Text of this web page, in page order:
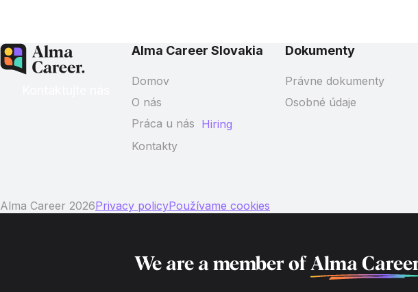
Alma Career Slovakia
Domov
O nás
Práca u nás Hiring
Kontakty
Dokumenty
Právne dokumenty
Osobné údaje
Alma Career 2026Privacy policyPoužívame cookies
We are a member of Alma